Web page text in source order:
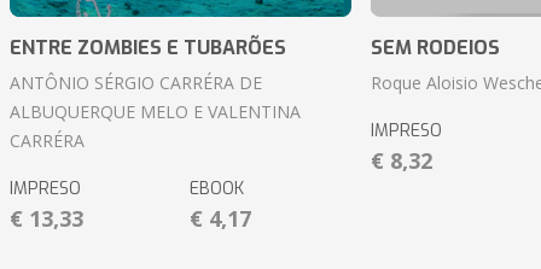
ENTRE ZOMBIES E TUBARÕES
ANTÔNIO SÉRGIO CARRÉRA DE
ALBUQUERQUE MELO E VALENTINA
CARRÉRA
IMPRESO
€ 13,33
EBOOK
€ 4,17
SEM RODEIOS
Roque Aloisio
IMPRESO
€ 8,32